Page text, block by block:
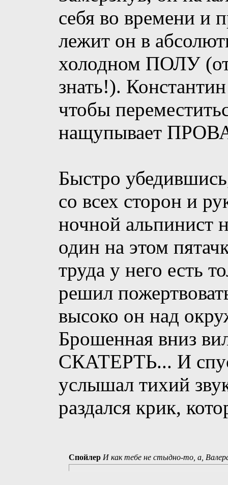
себя во времени и
лежит он в
холодном ПОЛУ
знать!).
чтобы
нащупывает
Быстро
со всех сторон и
ночной альпинист
один на этом
труда у него есть
решил
высоко он над
Брошенная вниз
СКАТЕРТЬ... И
услышал тихий
раздался крик,
Спойлер И как тебе не стыдно-то, а,